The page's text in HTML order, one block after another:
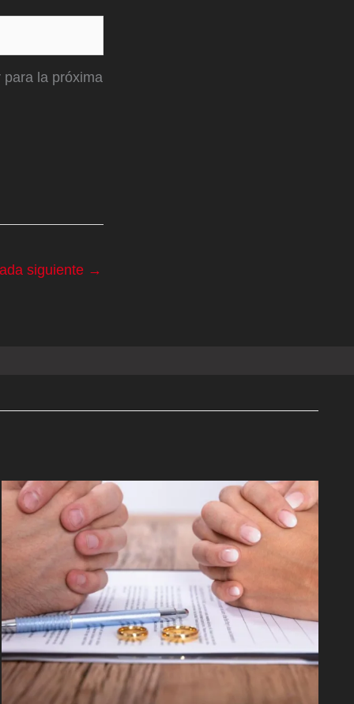
la próxima
siguiente →